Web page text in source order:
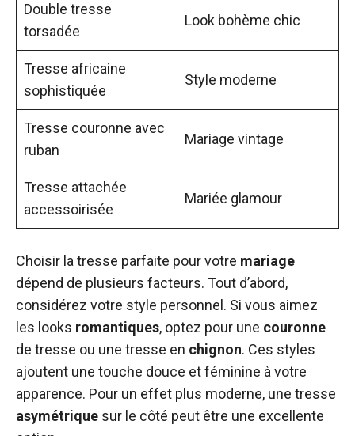
Double tresse
torsadée
Look bohème chic
Tresse africaine
sophistiquée
Style moderne
Tresse couronne avec
ruban
Mariage vintage
Tresse attachée
accessoirisée
Mariée glamour
Choisir la tresse parfaite pour votre mariage
dépend de plusieurs facteurs. Tout d’abord,
considérez votre style personnel. Si vous aimez
les looks romantiques, optez pour une couronne
de tresse ou une tresse en chignon. Ces styles
ajoutent une touche douce et féminine à votre
apparence. Pour un effet plus moderne, une tresse
asymétrique sur le côté peut être une excellente